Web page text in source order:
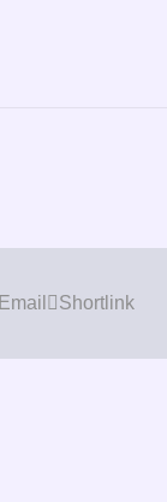
Email Shortlink